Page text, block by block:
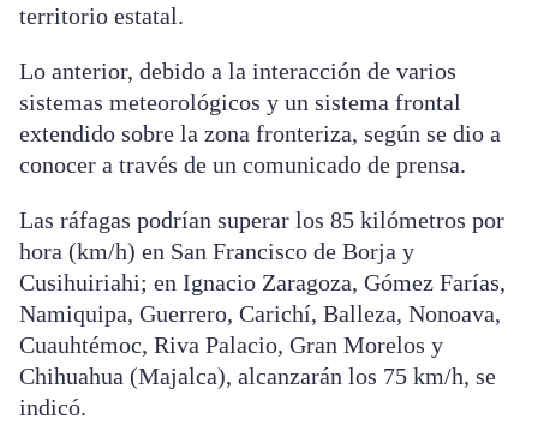
territorio estatal.
Lo anterior, debido a la interacción de varios
sistemas meteorológicos y un sistema frontal
extendido sobre la zona fronteriza, según se dio a
conocer a través de un comunicado de prensa.
Las ráfagas podrían superar los 85 kilómetros por
hora (km/h) en San Francisco de Borja y
Cusihuiriahi; en Ignacio Zaragoza, Gómez Farías,
Namiquipa, Guerrero, Carichí, Balleza, Nonoava,
Cuauhtémoc, Riva Palacio, Gran Morelos y
Chihuahua (Majalca), alcanzarán los 75 km/h, se
indicó.